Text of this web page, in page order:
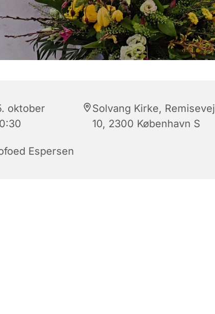
oktober
Solvang Kirke, Remisevej
10, 2300 København S
Espersen